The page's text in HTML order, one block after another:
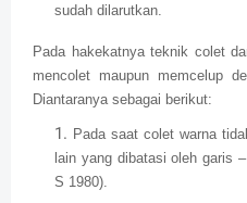
sudah dilarutkan.
Pada hakekatnya teknik colet
mencolet maupun memcelup
Diantaranya sebagai berikut:
Pada saat colet warna
lain yang dibatasi oleh garis
S 1980).